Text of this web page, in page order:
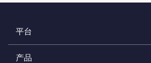
平台
产品